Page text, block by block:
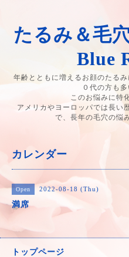
たるみ＆毛
Blue
年齢とともに増えるお顔のたる
０代の方も多
このお悩みに特
アメリカやヨーロッパでは長い
で、長年の毛穴の悩
カレンダー
Open 2022-08-18 (Thu)
満席
トップページ